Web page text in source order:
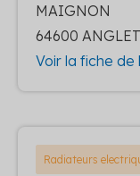
MAIGNON
64600 ANGLET
Voir la fiche de
Radiateurs